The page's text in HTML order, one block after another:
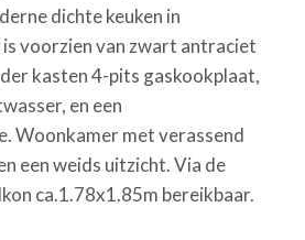
dichte keuken in
voorzien van zwart antraciet
kasten 4-pits gaskookplaat,
en een
Woonkamer met verassend
een weids uitzicht. Via de
ca.1.78x1.85m bereikbaar.